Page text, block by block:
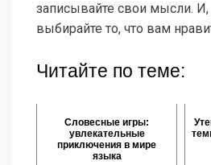
записывайте свои мысли. И,
выбирайте то, что вам
Читайте по теме:
Словесные игры:
увлекательные
приключения в мире
языка